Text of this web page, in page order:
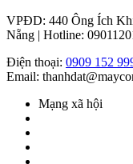
VPĐD: 440 Ông Ích
Nẵng | Hotline:
Điện thoại: 0909 152
Email:
Mạng xã hội